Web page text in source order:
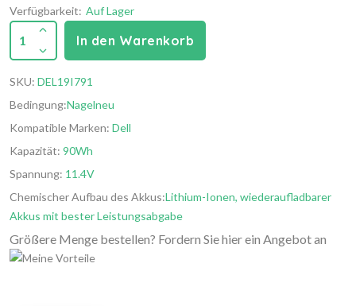
Verfügbarkeit: Auf Lager
1 In den Warenkorb
SKU: DEL19I791
Bedingung:Nagelneu
Kompatible Marken: Dell
Kapazität: 90Wh
Spannung: 11.4V
Chemischer Aufbau des Akkus:Lithium-Ionen, wiederaufladbarer
Akkus mit bester Leistungsabgabe
Größere Menge bestellen? Fordern Sie hier ein Angebot an